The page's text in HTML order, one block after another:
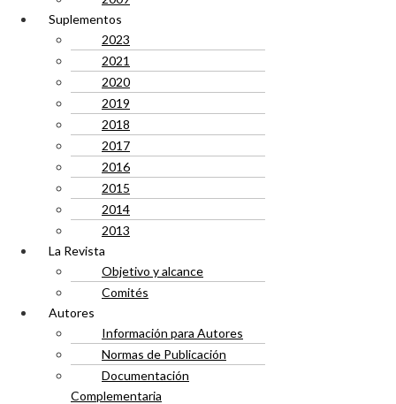
Suplementos
2023
2021
2020
2019
2018
2017
2016
2015
2014
2013
La Revista
Objetivo y alcance
Comités
Autores
Información para Autores
Normas de Publicación
Documentación
Complementaria